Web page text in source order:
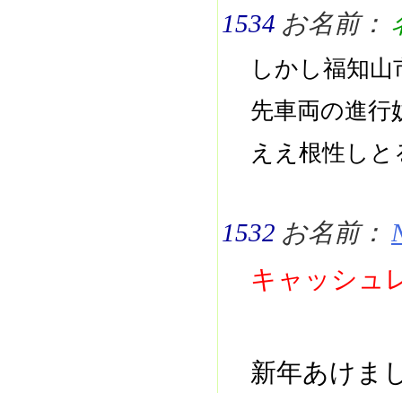
1534 お名前：
しかし福知
先車両の進行
ええ根性しと
1532 お名前：
キャッシュ
新年あけま